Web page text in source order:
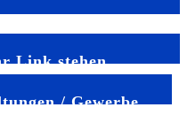
Link stehen
/ Gewerbe